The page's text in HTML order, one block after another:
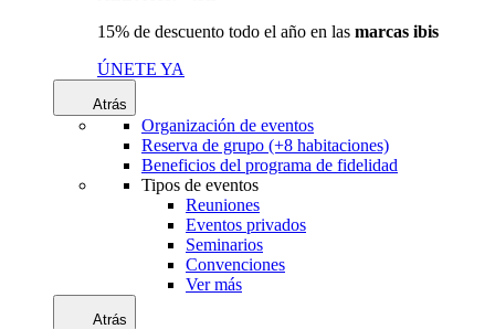
15% de descuento todo el año en las marcas ibis
ÚNETE YA
Atrás
Organización de eventos
Reserva de grupo (+8 habitaciones)
Beneficios del programa de fidelidad
Tipos de eventos
Reuniones
Eventos privados
Seminarios
Convenciones
Ver más
Atrás